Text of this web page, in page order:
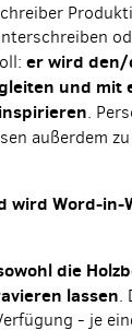
er wird den/
und mit
.
außerdem
wird Word-in-
die
lassen.
- je